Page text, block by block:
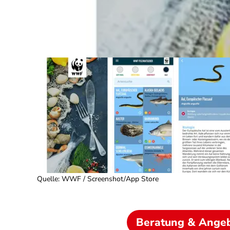
Quelle: WWF / Screenshot/App Store
Beratung &